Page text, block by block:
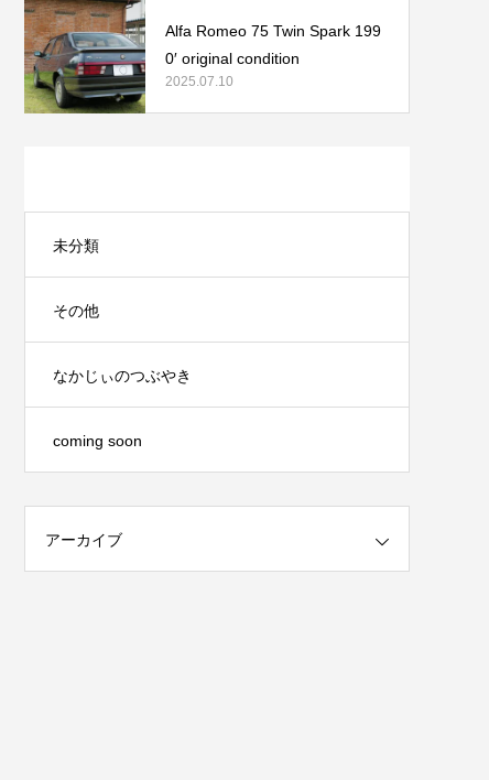
Alfa Romeo 75 Twin Spark 199
0′ original condition
2025.07.10
未分類
その他
なかじぃのつぶやき
coming soon
アーカイブ